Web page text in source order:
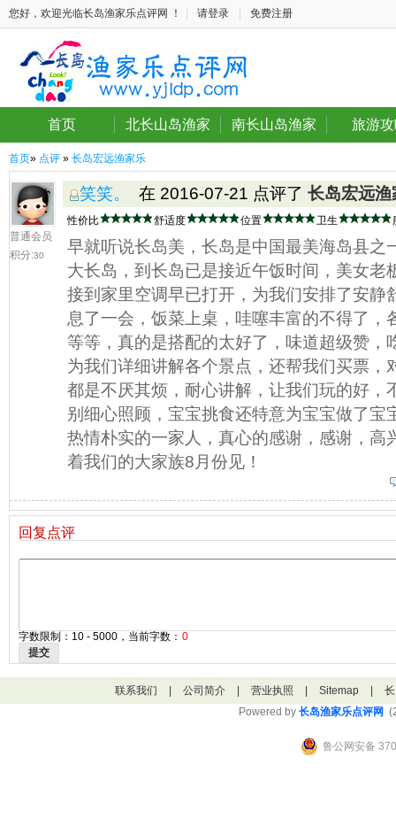
您好，欢迎光临长岛渔家乐点评网 ！ 请登录 免费注册
首页 北长山岛渔家 南长山岛渔家 旅游
首页» 点评 » 长岛宏远渔家乐
普通会员
积分:30
笑笑。 在 2016-07-21 点评了 长岛宏远渔
性价比 舒适度 位置 卫生
早就听说长岛美，长岛是中国最美海岛县之
大长岛，到长岛已是接近午饭时间，美女老
接到家里空调早已打开，为我们安排了安静
息了一会，饭菜上桌，哇噻丰富的不得了，
等等，真的是搭配的太好了，味道超级赞，
为我们详细讲解各个景点，还帮我们买票，
都是不厌其烦，耐心讲解，让我们玩的好，
别细心照顾，宝宝挑食还特意为宝宝做了宝
热情朴实的一家人，真心的感谢，感谢，
着我们的大家族8月份见！
回复点评
字数限制：10 - 5000，当前字数： 0
提交
联系我们 公司简介 营业执照 Sitemap
Powered by 长岛渔家乐点评网
鲁公网安备